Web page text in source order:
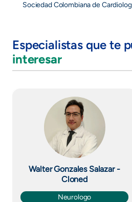
Sociedad Colombiana de
Especialistas que te
interesar
Imagen
Walter Gonzales Salazar -
Cloned
Neurologo